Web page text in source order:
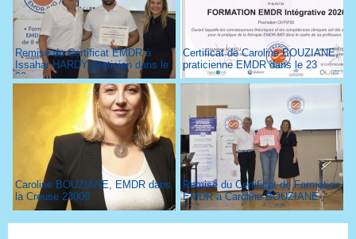
Remise du Certificat EMDR à
Issahar HARDY, praticien dans le
93
Certificat de Caroline BOUZIANE,
praticienne EMDR dans le 23
Caroline BOUZIANE, EMDR dans
la Creuse 23000
Remise du Certificat de Formation
EMDR à Caroline BOUZIANE
Thérapeute dans le 23